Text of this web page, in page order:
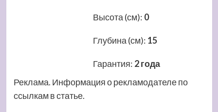
Высота (см): 0
Глубина (см): 15
Гарантия: 2 года
Реклама. Информация о рекламодателе по
ссылкам в статье.